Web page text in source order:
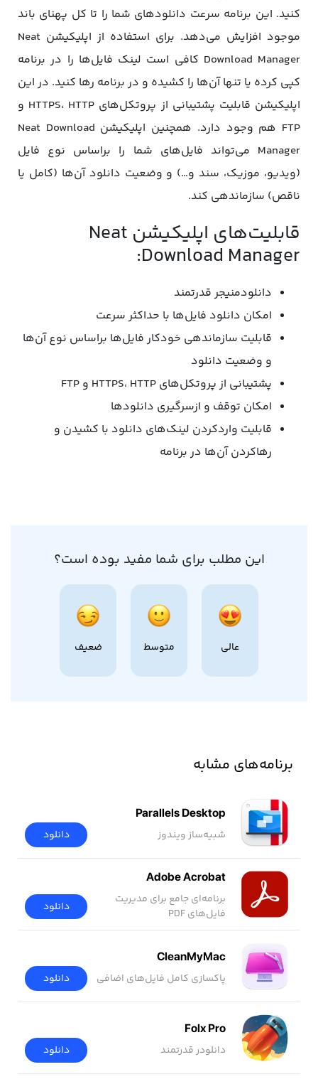
کنید. این برنامه سرعت دانلودهای شما را تا کل پهنای باند
موجود افزایش می‌دهد. برای استفاده از اپلیکیشن Neat
Download Manager کافی است لینک فایل‌ها را در برنامه
کپی کرده یا تنها آن‌ها را کشیده و در برنامه رها کنید. در این
اپلیکیشن قابلیت پشتیبانی از پروتکل‌های HTTPS، HTTP و
FTP هم وجود دارد. همچنین اپلیکیشن Neat Download
Manager می‌تواند فایل‌های شما را براساس نوع فایل
(ویدیو، موزیک، سند و…) و وضعیت دانلود آن‌ها (کامل یا
ناقص) سازماندهی کند.
قابلیت‌های اپلیکیشن Neat
Download Manager:
دانلودمنیجر قدرتمند
امکان دانلود فایل‌ها با حداکثر سرعت
قابلیت سازماندهی خودکار فایل‌ها براساس نوع آن‌ها
و وضعیت دانلود
پشتیبانی از پروتکل‌های HTTPS، HTTP و FTP
امکان توقف و ازسرگیری دانلودها
قابلیت واردکردن لینک‌های دانلود با کشیدن و
رهاکردن آن‌ها در برنامه
این مطلب برای شما مفید بوده است؟
عالی متوسط ضعیف
برنامه‌های مشابه
Parallels Desktop
شبیه‌ساز ویندوز دانلود
Adobe Acrobat
برنامه‌ای جامع برای مدیریت
فایل‌های PDF
دانلود
CleanMyMac
پاکسازی کامل فایل‌های اضافی دانلود
Folx Pro
دانلودر قدرتمند دانلود